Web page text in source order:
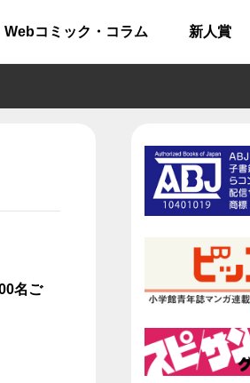
Webコミック・コラム 新人賞
名ご